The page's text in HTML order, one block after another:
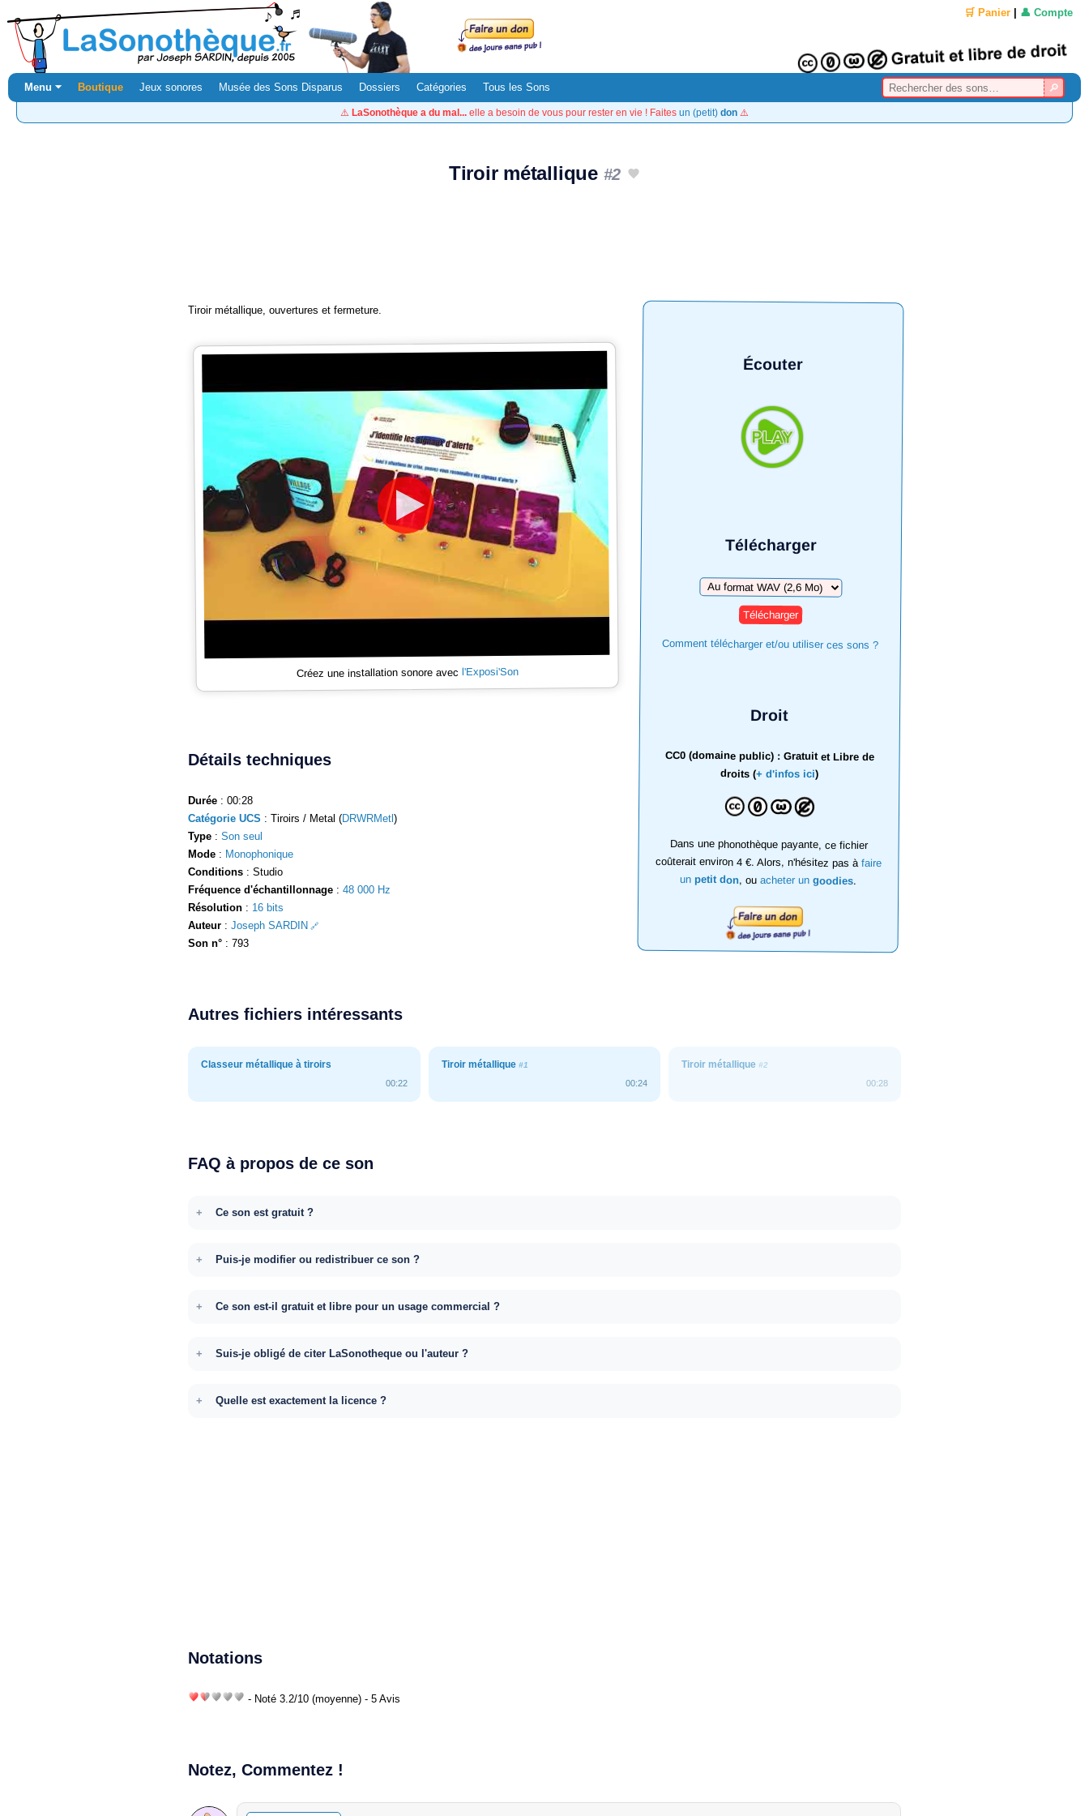
🛒 Panier 👤 Compte
Menu ⏷ Boutique Jeux sonores Musée des Sons Disparus Dossiers Catégories Tous les Sons
⚠️ LaSonothèque a du mal... elle a besoin de vous pour rester en vie ! Faites un (petit) don ⚠️
Tiroir métallique #2
Écouter
Télécharger
Télécharger
Comment télécharger et/ou utiliser ces sons ?
Droit
CC0 (domaine public) : Gratuit et Libre de
droits (+ d'infos ici)
Dans une phonothèque payante, ce fichier
coûterait environ 4 €. Alors, n'hésitez pas àfaire
un petit don, ouacheter ungoodies.
Tiroir métallique, ouvertures et fermeture.
Créez une installation sonore avec l'Exposi'Son
Détails techniques
Durée : 00:28
Catégorie UCS : Tiroirs / Metal (DRWRMetl)
Type : Son seul
Mode : Monophonique
Conditions : Studio
Fréquence d'échantillonnage : 48 000 Hz
Résolution : 16 bits
Auteur : Joseph SARDIN
Son n° : 793
Autres fichiers intéressants
Classeur métallique à tiroirs
00:22
Tiroir métallique #1
00:24
Tiroir métallique#2
00:28
FAQ à propos de ce son
Ce son est gratuit ?
Puis-je modifier ou redistribuer ce son ?
Ce son est-il gratuit et libre pour un usage commercial ?
Suis-je obligé de citer LaSonotheque ou l'auteur ?
Quelle est exactement la licence ?
Notations
- Noté 3.2/10 (moyenne) - 5 Avis
Notez, Commentez !